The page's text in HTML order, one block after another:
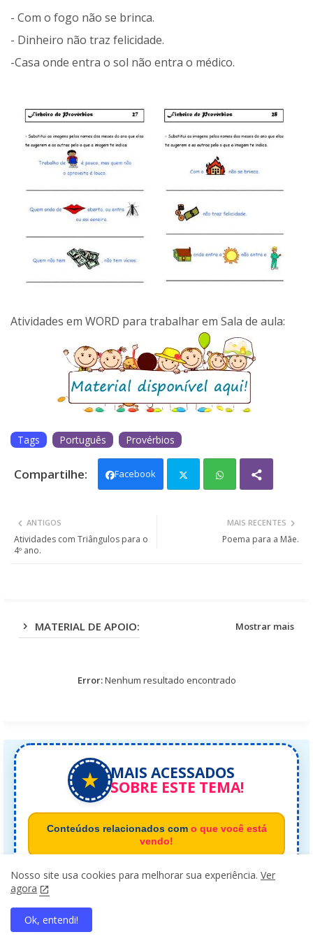
- Com o fogo não se brinca.
- Dinheiro não traz felicidade.
-Casa onde entra o sol não entra o médico.
Atividades em WORD para trabalhar em Sala de aula:
Tags Português Provérbios
Facebook
ats
MAIS RECENTES
Poema para a Mãe.
ANTIGOS
Atividades com Triângulos para o
4º ano.
MATERIAL DE APOIO: Mostrar mais
Error:Nenhum resultado encontrado
★ MAIS ACESSADOS
SOBRE ESTE TEMA!
Conteúdos relacionados com o que você está
vendo!
1
Nosso site usa cookies para melhorar sua experiência. Ver
agora
Ok, entendi!
home search